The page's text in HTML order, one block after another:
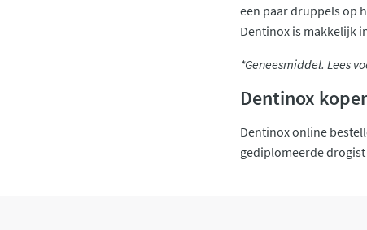
een paar druppels op
Dentinox is makkelijk
*Geneesmiddel. Lees
Dentinox
Dentinox online
gediplomeerde drogist